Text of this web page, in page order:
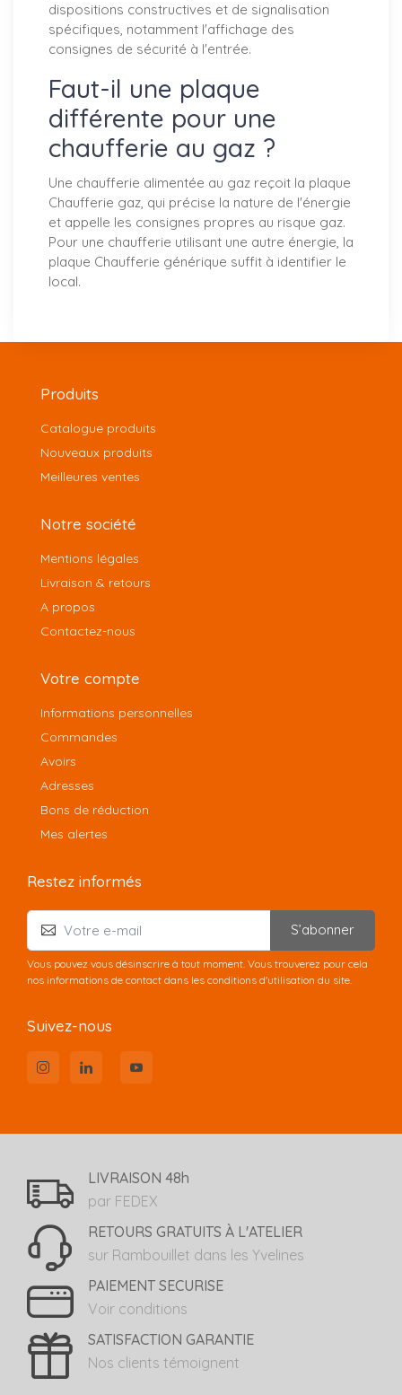
dispositions constructives et de signalisation
spécifiques, notamment l'affichage des
consignes de sécurité à l'entrée.
Faut-il une plaque
différente pour une
chaufferie au gaz ?
Une chaufferie alimentée au gaz reçoit la plaque
Chaufferie gaz, qui précise la nature de l'énergie
et appelle les consignes propres au risque gaz.
Pour une chaufferie utilisant une autre énergie, la
plaque Chaufferie générique suffit à identifier le
local.
Produits
Catalogue produits
Nouveaux produits
Meilleures ventes
Notre société
Mentions légales
Livraison & retours
A propos
Contactez-nous
Votre compte
Informations personnelles
Commandes
Avoirs
Adresses
Bons de réduction
Mes alertes
Restez informés
S’abonner
Vous pouvez vous désinscrire à tout moment. Vous trouverez pour cela
nos informations de contact dans les conditions d'utilisation du site.
Suivez-nous
LIVRAISON 48h
par FEDEX
RETOURS GRATUITS À L'ATELIER
sur Rambouillet dans les Yvelines
PAIEMENT SECURISE
Voir conditions
SATISFACTION GARANTIE
Nos clients témoignent